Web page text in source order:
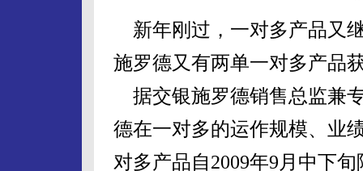
新年刚过，一对多产品又
施罗德又有两单一对多产品
据交银施罗德销售总监兼
德在一对多的运作规模、业
对多产品自2009年9月中下